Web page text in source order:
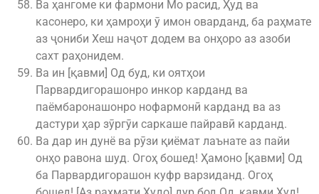
Ва ҳангоме ки фармони Мо расид, Ҳуд ва
касонеро, ки ҳамроҳи ӯ имон оварданд, ба раҳмате
аз ҷониби Хеш наҷот додем ва онҳоро аз азоби
сахт раҳонидем.
Ва ин [қавми] Од буд, ки оятҳои
Парвардигорашонро инкор карданд ва
паёмбаронашонро нофармонӣ карданд ва аз
дастури ҳар зӯргӯи саркаше пайравӣ карданд.
Ва дар ин дунё ва рӯзи қиёмат лаънате аз пайи
онҳо равона шуд. Огоҳ бошед! Ҳамоно [қавми] Од
ба Парвардигорашон куфр варзиданд. Огоҳ